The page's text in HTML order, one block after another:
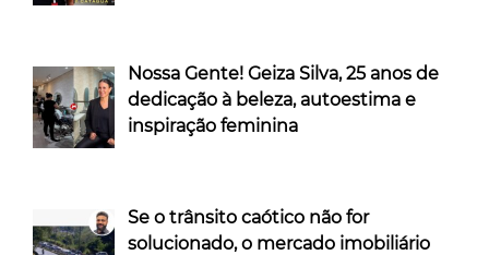
Nossa Gente! Geiza Silva, 25 anos de
dedicação à beleza, autoestima e
inspiração feminina
Se o trânsito caótico não for
solucionado, o mercado imobiliário